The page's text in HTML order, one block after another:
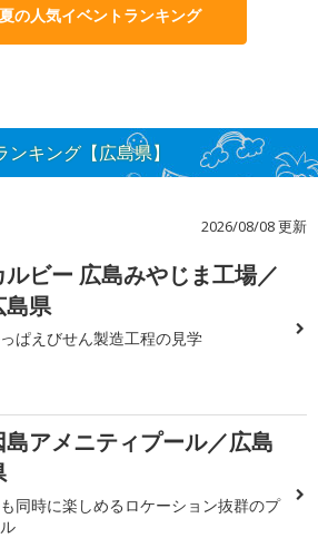
の人気イベントランキング
キング【広島県】
2026/08/08 更新
ルビー 広島みやじま工場／
島県
ぱえびせん製造工程の見学
島アメニティプール／広島
同時に楽しめるロケーション抜群のプ